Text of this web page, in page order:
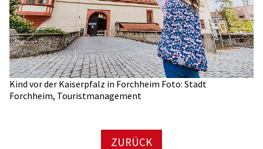
Kind vor der Kaiserpfalz in Forchheim Foto: Stadt
Forchheim, Touristmanagement
ZURÜCK